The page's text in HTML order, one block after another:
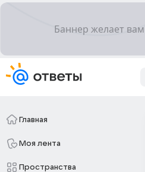
Главная
Моя лента
Пространства